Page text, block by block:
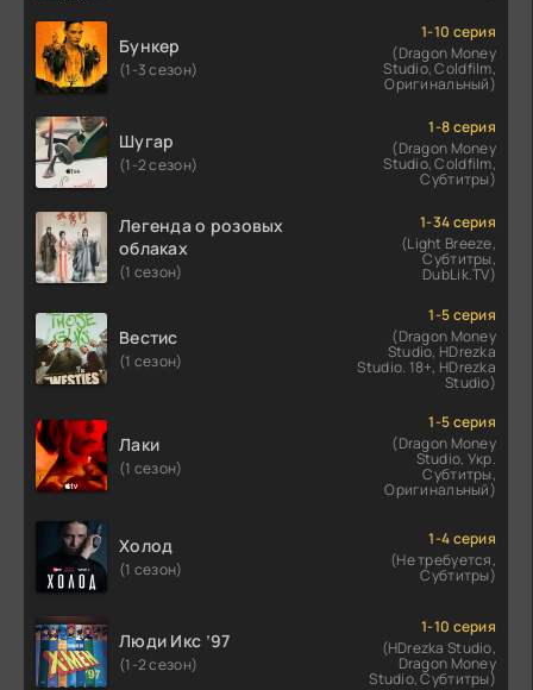
Бункер
(1-3 сезон)
1-10 серия
(Dragon Money
Studio, Coldfilm,
Оригинальный)
Шугар
(1-2 сезон)
1-8 серия
(Dragon Money
Studio, Coldfilm,
Субтитры)
Легенда о розовых
облаках
(1 сезон)
1-34 серия
(Light Breeze,
Субтитры,
DubLik.TV)
Вестис
(1 сезон)
1-5 серия
(Dragon Money
Studio, HDrezka
Studio. 18+, HDrezka
Studio)
Лаки
(1 сезон)
1-5 серия
(Dragon Money
Studio, Укр.
Субтитры,
Оригинальный)
Холод
(1 сезон)
1-4 серия
(Не требуется,
Субтитры)
Люди Икс ’97
(1-2 сезон)
1-10 серия
(HDrezka Studio,
Dragon Money
Studio, Субтитры)